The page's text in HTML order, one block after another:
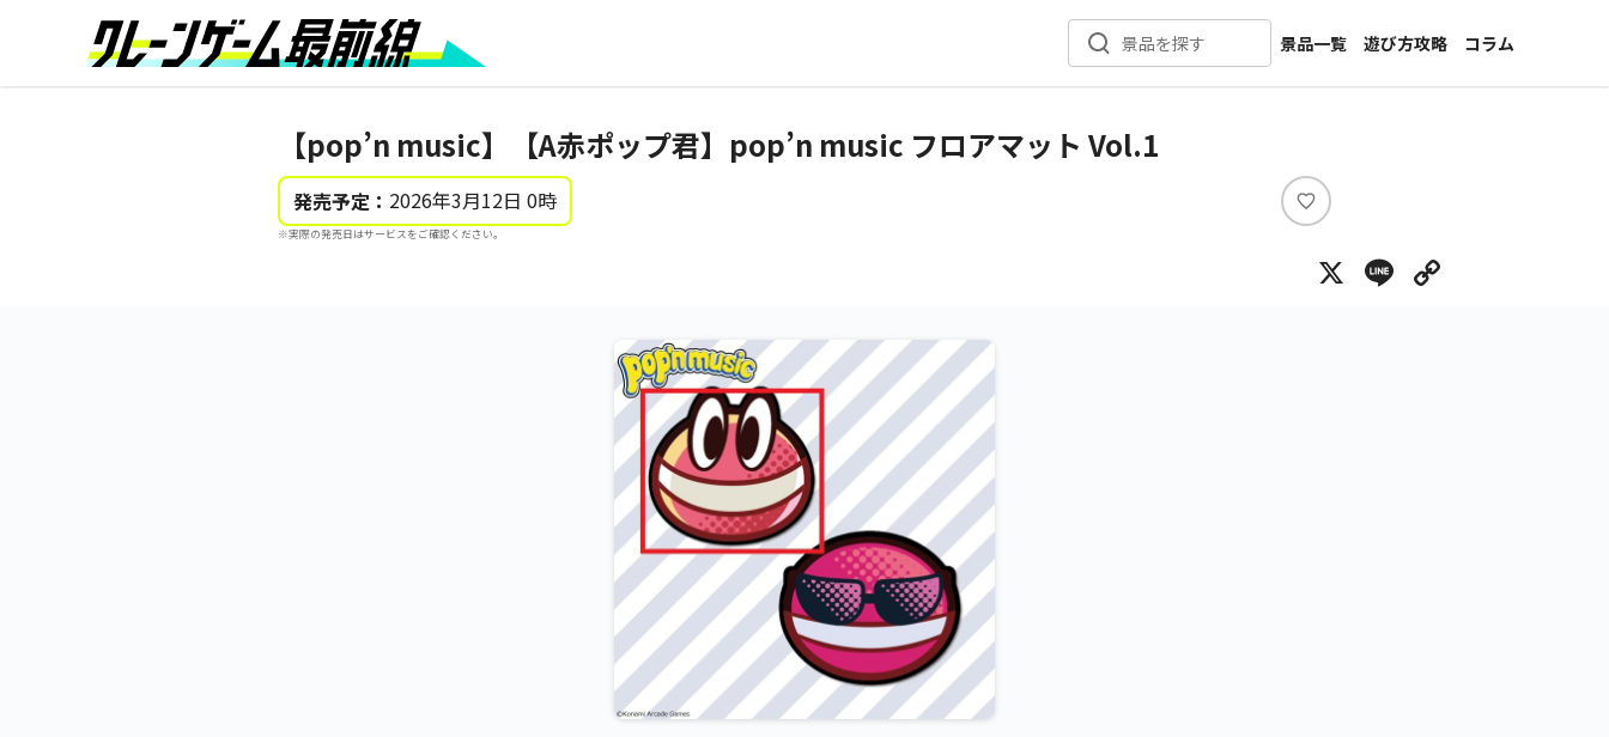
景品を探す
景品一覧
新着景品
メーカー一覧
遊び方攻略
コラム
インタビュー
【pop’n music】【A赤ポップ君】pop’n music フロアマット Vol.1
発売予定： 2026年3月12日 0時
※実際の発売日はサービスをご確認ください。
い
ね
X Line